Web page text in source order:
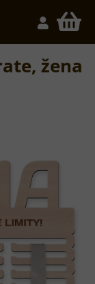
žena